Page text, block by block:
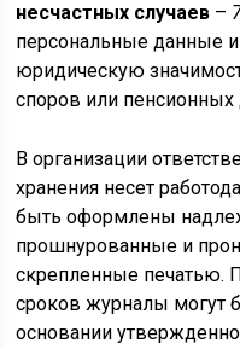
несчастных случаев –
персональные данные
юридическую
споров или пенсионных
В организации
хранения несет
быть оформлены
прошнурованные и
скрепленные печатью.
сроков журналы могут
основании